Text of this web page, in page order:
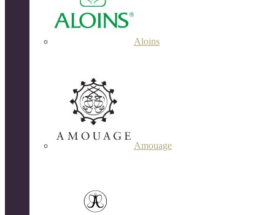
Aloins
Amouage